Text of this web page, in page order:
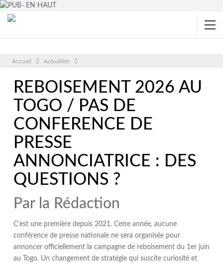
Accueil Actualités
REBOISEMENT 2026 AU
TOGO / PAS DE
CONFERENCE DE
PRESSE
ANNONCIATRICE : DES
QUESTIONS ?
Par la Rédaction
C’est une première depuis 2021. Cette année, aucune
conférence de presse nationale ne sera organisée pour
annoncer officiellement la campagne de reboisement du 1er juin
au Togo. Un changement de stratégie qui suscite curiosité et